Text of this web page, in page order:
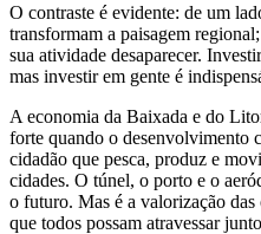
O contraste é evidente: de um
transformam a paisagem
sua atividade desaparecer.
mas investir em gente é
A economia da Baixada e do
forte quando o desenvolvimento
cidadão que pesca, produz e
cidades. O túnel, o porto e o
o futuro. Mas é a valorização
que todos possam atravessar